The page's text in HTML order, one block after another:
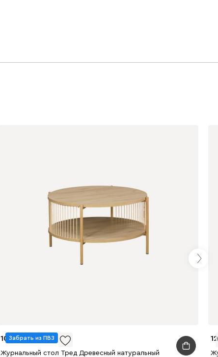
Забрать из ПВЗ
10 990
Журнальный стол Тред Древесный натуральный